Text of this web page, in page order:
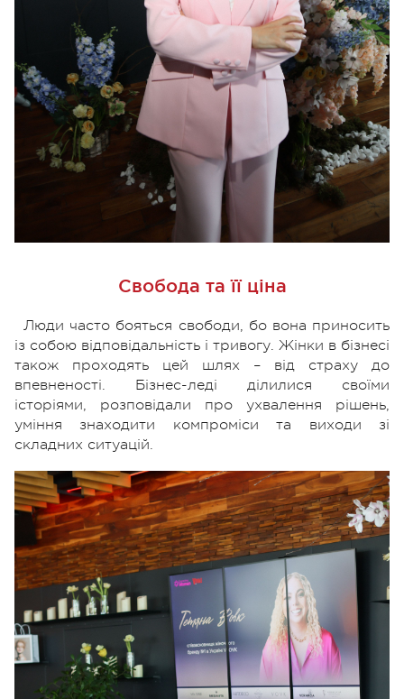
Свобода та її ціна
Люди часто бояться свободи, бо вона приносить
із собою відповідальність і тривогу. Жінки в бізнесі
також проходять цей шлях – від страху до
впевненості. Бізнес-леді ділилися своїми
історіями, розповідали про ухвалення рішень,
уміння знаходити компроміси та виходи зі
складних ситуацій.